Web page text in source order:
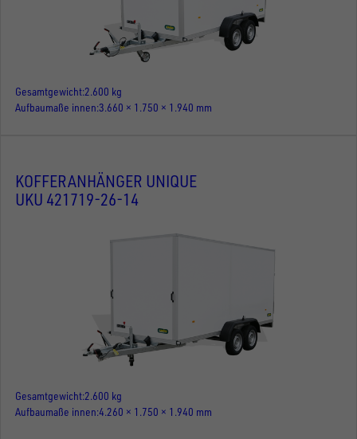
Gesamtgewicht 2.600 kg
Aufbaumaße innen 3.660 × 1.750 × 1.940 mm
KOFFERANHÄNGER UNIQUE
UKU 421719-26-14
Gesamtgewicht 2.600 kg
Aufbaumaße innen 4.260 × 1.750 × 1.940 mm